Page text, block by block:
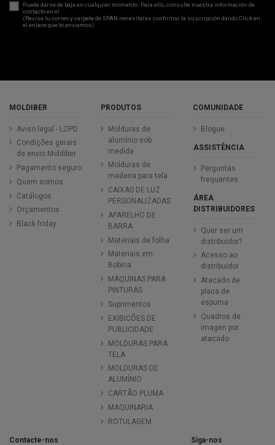
Puede darse de baja en cualquier momento. Para ello, consulte nuestra información de
contacto en el
(Revisa tu correo y carpeta de SPAN necesitaras confirmar la suscripción dando Click en
el enlace que te enviamos)
MOLDIBER
Aviso legal - LOPD
Condições gerais
de envio Moldiber
Pagamento seguro
Quem somos
Catálogos
Orçamentos
Black friday
PRODUTOS
Molduras de
alumínio sob
medida
Molduras de
madeira para tela
CAIXAS DE LUZ
PERSONALIZADAS
APARELHO DE
BARRA
Materiais de folha
Materiais em
Bobina
MÁQUINAS PARA
PINTURAS
Suprimentos
EXIBICÕES DE
PUBLICIDADE
MOLDURAS PARA
TELA
MOLDURAS DE
ALUMÍNIO
CARTÃO PLUMA
MAQUINARIA
ROTULAGEM
COMUNIDADE
Blogue
ASSISTÊNCIA
Perguntas
frequentes
ÁREA
DISTRIBUIDORES
Quer ser um
distribuidor?
Acesso ao
distribuidor
Atacado de
placa de
espuma
Quadros de
imagen por
atacado
Contacte-nos Siga-nos